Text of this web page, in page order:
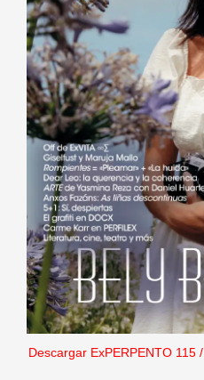
Descargar ExPERPENTO 115/